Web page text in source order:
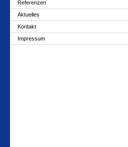
Referenzen
Aktuelles
Kontakt
Impressum